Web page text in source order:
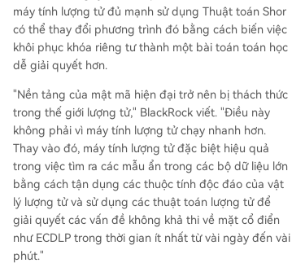
máy tính lượng tử đủ mạnh sử dụng Thuật toán Shor
có thể thay đổi phương trình đó bằng cách biến việc
khôi phục khóa riêng tư thành một bài toán toán học
dễ giải quyết hơn.
"Nền tảng của mật mã hiện đại trở nên bị thách thức
trong thế giới lượng tử," BlackRock viết. "Điều này
không phải vì máy tính lượng tử chạy nhanh hơn.
Thay vào đó, máy tính lượng tử đặc biệt hiệu quả
trong việc tìm ra các mẫu ẩn trong các bộ dữ liệu lớn
bằng cách tận dụng các thuộc tính độc đáo của vật
lý lượng tử và sử dụng các thuật toán lượng tử để
giải quyết các vấn đề không khả thi về mặt cổ điển
như ECDLP trong thời gian ít nhất từ vài ngày đến vài
phút."